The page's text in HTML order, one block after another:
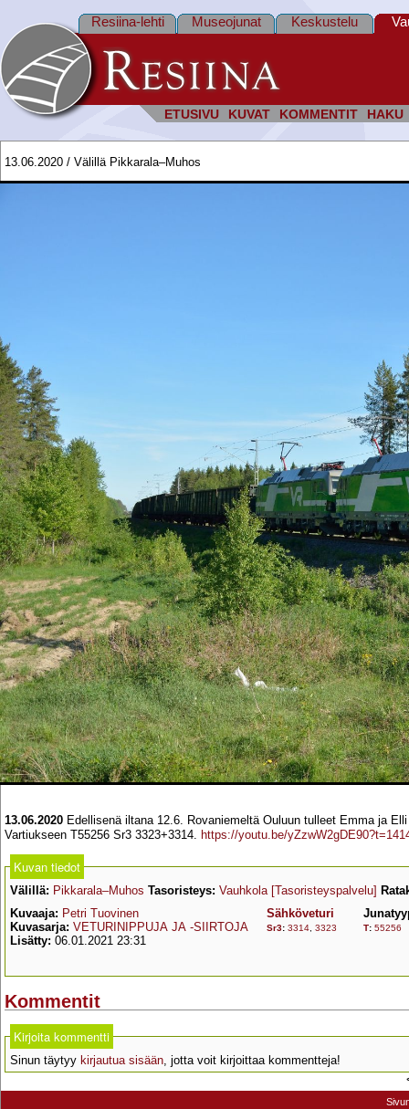
ETUSIVU KUVAT KOMMENTIT HAKU
Resiina-lehti Museojunat Keskustelu
13.06.2020 / Välillä Pikkarala–Muhos
13.06.2020 Edellisenä iltana 12.6. Rovaniemeltä Ouluun tulleet Emma ja
Vartiukseen T55256 Sr3 3323+3314. https://youtu.be/
Kuvan tiedot
Välillä: Pikkarala–Muhos Tasoristeys: Vauhkola [Tasoristeyspalvelu]
Kuvaaja: Petri Tuovinen
Kuvasarja: VETURINIPPUJA JA -SIIRTOJA
Lisätty: 06.01.2021 23:31
Sähköveturi
Sr3: 3314 3323 T: 55256
Kommentit
Kirjoita kommentti
Sinun täytyy kirjautua sisään, jotta voit kirjoittaa kommentteja!